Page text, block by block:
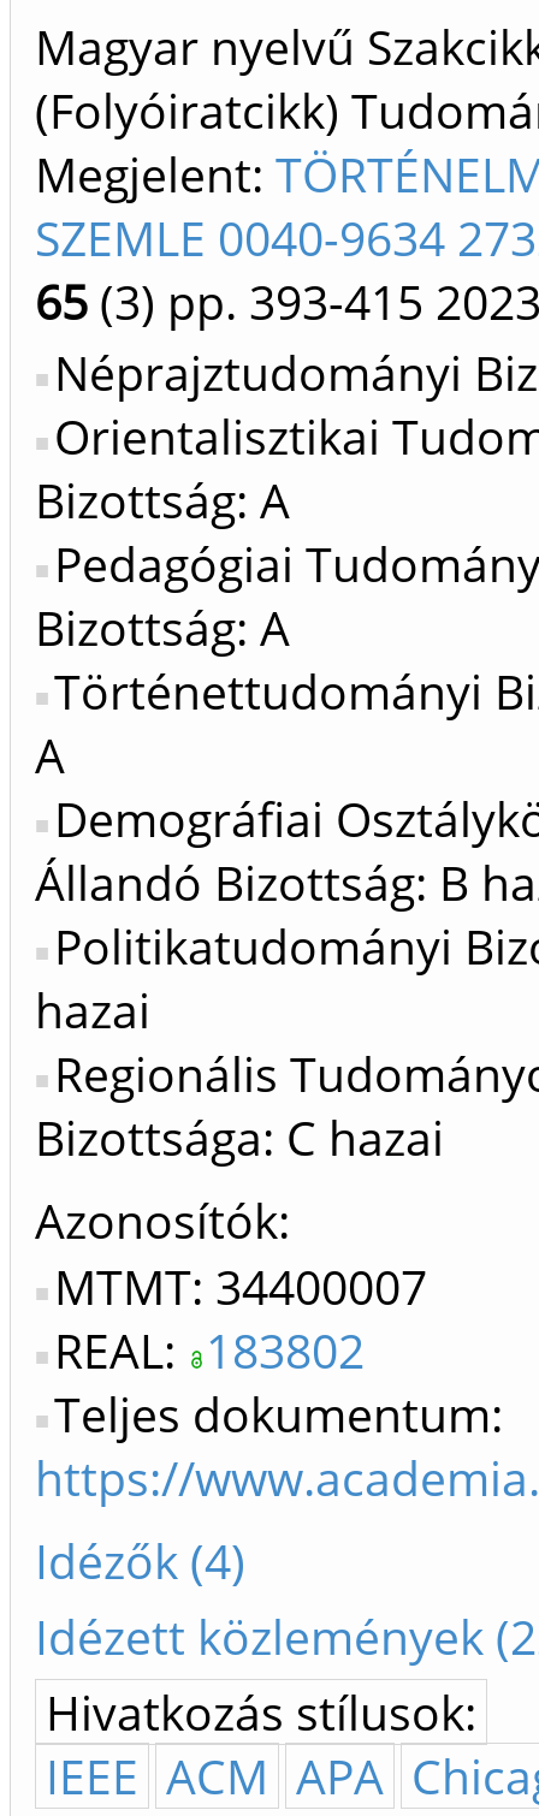
Magyar nyelvű
(Folyóiratcikk)
Megjelent:
SZEMLE 0040-9634
65 (3) pp. 393-415
Néprajztudományi
Orientalisztikai
Bizottság: A
Pedagógiai
Bizottság: A
Történettudományi
A
Demográfiai
Állandó Bizottság: B
Politikatudományi
hazai
Regionális
Bizottsága: C hazai
Azonosítók
MTMT: 34400007
REAL: 183802
Teljes dokumentum:
https://
Idézők (4)
Idézett közlemények
Hivatkozás stílusok:
IEEE ACM APA